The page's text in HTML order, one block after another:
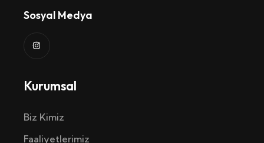
Sosyal Medya
Kurumsal
Biz Kimiz
Faaliyetlerimiz